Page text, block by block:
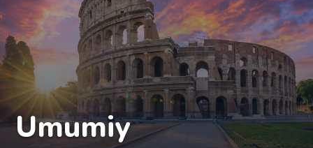
Umumiy